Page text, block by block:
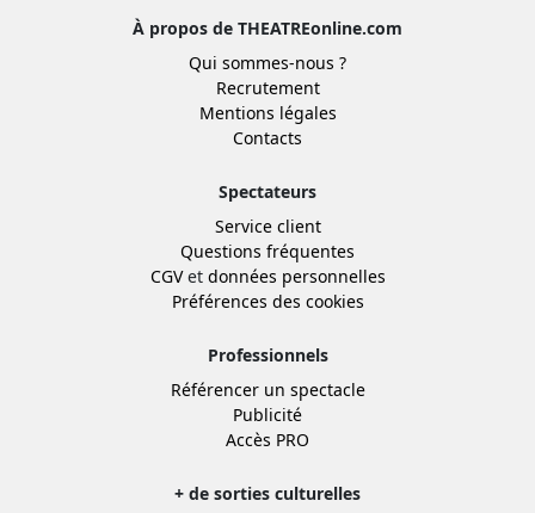
À propos de THEATREonline.com
Qui sommes-nous ?
Recrutement
Mentions légales
Contacts
Spectateurs
Service client
Questions fréquentes
CGVet données personnelles
Préférences des cookies
Professionnels
Référencer un spectacle
Publicité
Accès PRO
+ de sorties culturelles